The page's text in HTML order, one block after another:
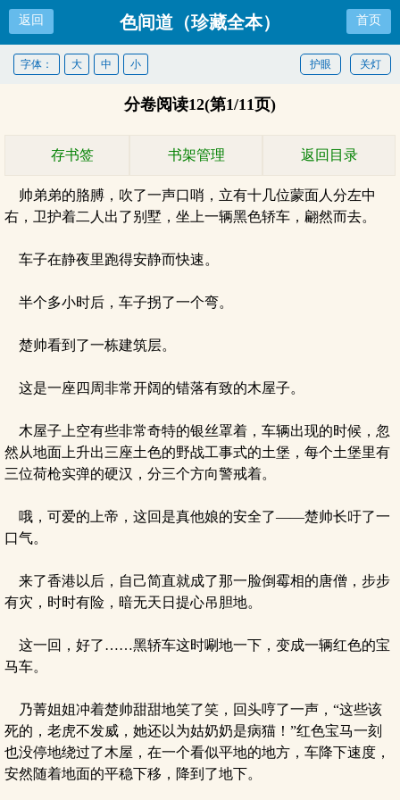
返回 色间道（珍藏全本） 首页
关灯
护眼
字体： 大 中 小
分卷阅读12(第1/11页)
存书签 书架管理 返回目录
帅弟弟的胳膊，吹了一声口哨，立有十几位蒙面人分左中
右，卫护着二人出了别墅，坐上一辆黑色轿车，翩然而去。
车子在静夜里跑得安静而快速。
半个多小时后，车子拐了一个弯。
楚帅看到了一栋建筑层。
这是一座四周非常开阔的错落有致的木屋子。
木屋子上空有些非常奇特的银丝罩着，车辆出现的时候，忽
然从地面上升出三座土色的野战工事式的土堡，每个土堡里有
三位荷枪实弹的硬汉，分三个方向警戒着。
哦，可爱的上帝，这回是真他娘的安全了——楚帅长吁了一
口气。
来了香港以后，自己简直就成了那一脸倒霉相的唐僧，步步
有灾，时时有险，暗无天日提心吊胆地。
这一回，好了……黑轿车这时唰地一下，变成一辆红色的宝
马车。
乃菁姐姐冲着楚帅甜甜地笑了笑，回头哼了一声，“这些该
死的，老虎不发威，她还以为姑奶奶是病猫！”红色宝马一刻
也没停地绕过了木屋，在一个看似平地的地方，车降下速度，
安然随着地面的平稳下移，降到了地下。